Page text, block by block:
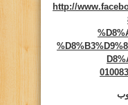
http://